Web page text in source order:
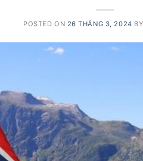
POSTED ON 26 THÁNG 3, 2024 BY